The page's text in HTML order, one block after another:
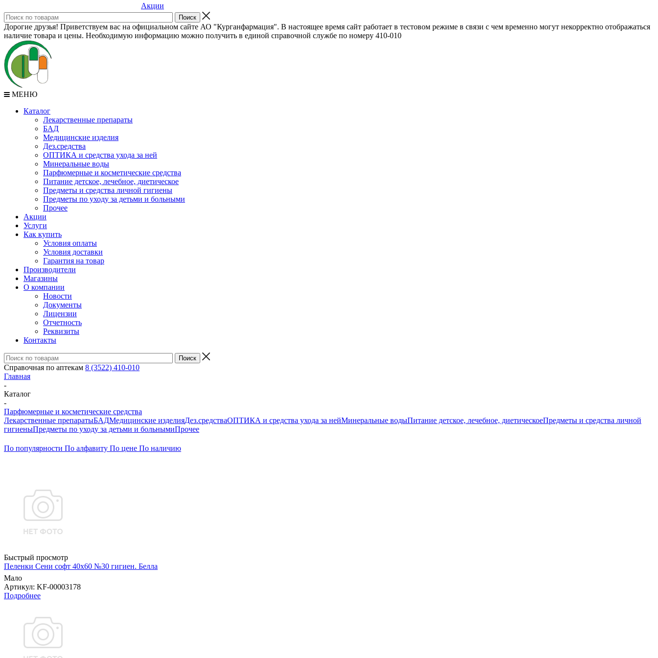
Акции
Дорогие друзья! Приветствуем вас на официальном сайте АО "Курганфармация". В настоящее время сайт работает в тестовом режиме в связи с чем временно могут некорректно отображаться
наличие товара и цены. Необходимую информацию можно получить в единой справочной службе по номеру 410-010
МЕНЮ
Каталог
Лекарственные препараты
БАД
Медицинские изделия
Дез.средства
ОПТИКА и средства ухода за ней
Минеральные воды
Парфюмерные и косметические средства
Питание детское, лечебное, диетическое
Предметы и средства личной гигиены
Предметы по уходу за детьми и больными
Прочее
Акции
Услуги
Как купить
Условия оплаты
Условия доставки
Гарантия на товар
Производители
Магазины
О компании
Новости
Документы
Лицензии
Отчетность
Реквизиты
Контакты
Справочная по аптекам 8 (3522) 410-010
Главная
-
Каталог
-
Парфюмерные и косметические средства
Лекарственные препаратыБАДМедицинские изделияДез.средстваОПТИКА и средства ухода за нейМинеральные водыПитание детское, лечебное, диетическоеПредметы и средства личной
гигиеныПредметы по уходу за детьми и больнымиПрочее
По популярности По алфавиту По цене По наличию
Быстрый просмотр
Пеленки Сени софт 40х60 №30 гигиен. Белла
Мало
Артикул: KF-00003178
Подробнее